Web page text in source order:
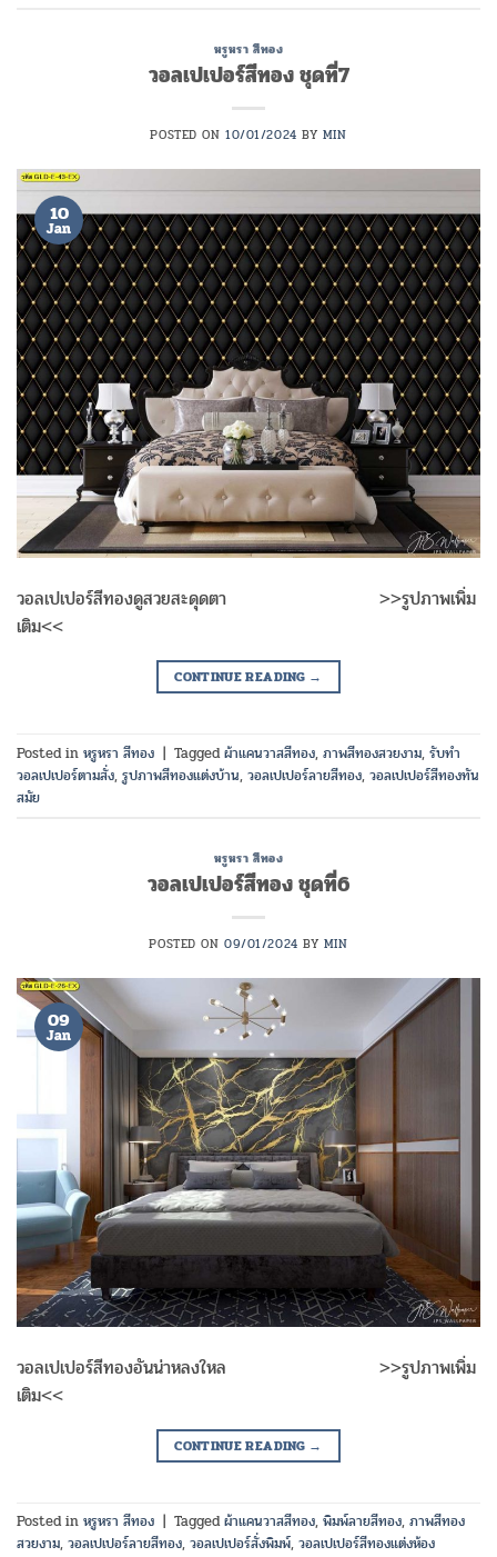
หรูหรา สีทอง
วอลเปเปอร์สีทอง ชุดที่7
POSTED ON10/01/2024 BY MIN
10
Jan
วอลเปเปอร์สีทองดูสวยสะดุดตา >>รูปภาพเพิ่ม
เติม<<
CONTINUE READING →
Posted in หรูหรา สีทอง | Taggedผ้าแคนวาสสีทอง, ภาพสีทองสวยงาม, รับทำ
วอลเปเปอร์ตามสั่ง, รูปภาพสีทองแต่งบ้าน, วอลเปเปอร์ลายสีทอง, วอลเปเปอร์สีทองทัน
สมัย
หรูหรา สีทอง
วอลเปเปอร์สีทอง ชุดที่6
POSTED ON09/01/2024 BY MIN
09
Jan
วอลเปเปอร์สีทองอันน่าหลงใหล >>รูปภาพเพิ่ม
เติม<<
CONTINUE READING →
Posted in หรูหรา สีทอง | Taggedผ้าแคนวาสสีทอง, พิมพ์ลายสีทอง, ภาพสีทอง
สวยงาม, วอลเปเปอร์ลายสีทอง, วอลเปเปอร์สั่งพิมพ์, วอลเปเปอร์สีทองแต่งห้อง